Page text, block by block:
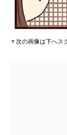
▼次の画像は下へス